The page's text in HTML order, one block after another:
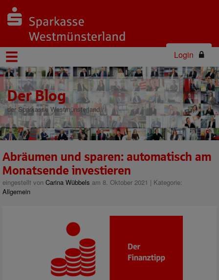
Login
Der Blog
der Sparkasse Westmünsterland
Abräumen und sparen: automatisch am
Monatsende investieren
eingestellt von Carina Wübbels am 8. Oktober 2021 | Kategorie:
Allgemein